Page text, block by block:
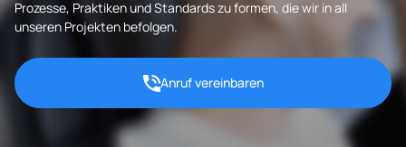
Prozesse, Praktiken und Standards zu formen, die wir in all
unseren Projekten befolgen.
Anruf vereinbaren